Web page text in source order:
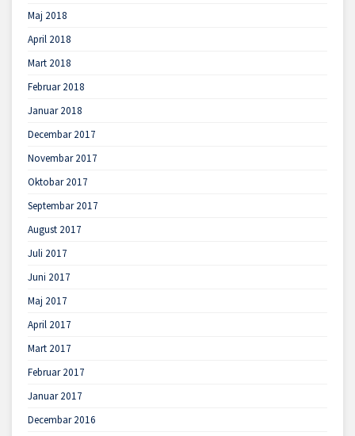
Maj 2018
April 2018
Mart 2018
Februar 2018
Januar 2018
Decembar 2017
Novembar 2017
Oktobar 2017
Septembar 2017
August 2017
Juli 2017
Juni 2017
Maj 2017
April 2017
Mart 2017
Februar 2017
Januar 2017
Decembar 2016